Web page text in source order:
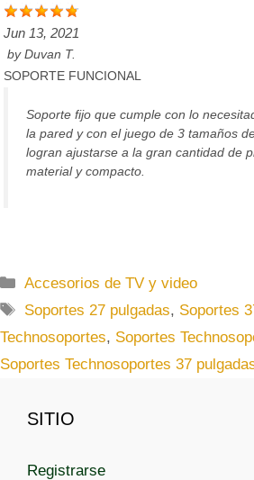
Jun 13, 2021
byDuvan T.
SOPORTE FUNCIONAL
Soporte fijo que cumple con lo
la pared y con el juego de 3 tamaños
logran ajustarse a la gran cantidad de
material y compacto.
C
a
e
g
r
a
Accesorios de TV y video
E
t
q
e
a
Soportes 27 pulgadas, Soportes
Technosoportes, Soportes
Soportes Technosoportes 37
SITIO
Registrarse